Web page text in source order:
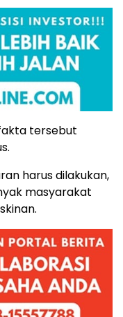
tersebut
harus dilakukan,
masyarakat